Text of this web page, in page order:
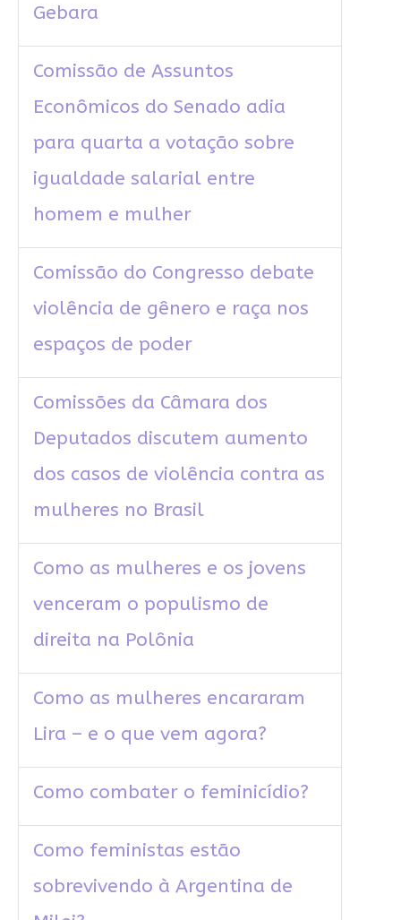
Gebara
Comissão de Assuntos
Econômicos do Senado adia
para quarta a votação sobre
igualdade salarial entre
homem e mulher
Comissão do Congresso debate
violência de gênero e raça nos
espaços de poder
Comissões da Câmara dos
Deputados discutem aumento
dos casos de violência contra as
mulheres no Brasil
Como as mulheres e os jovens
venceram o populismo de
direita na Polônia
Como as mulheres encararam
Lira – e o que vem agora?
Como combater o feminicídio?
Como feministas estão
sobrevivendo à Argentina de